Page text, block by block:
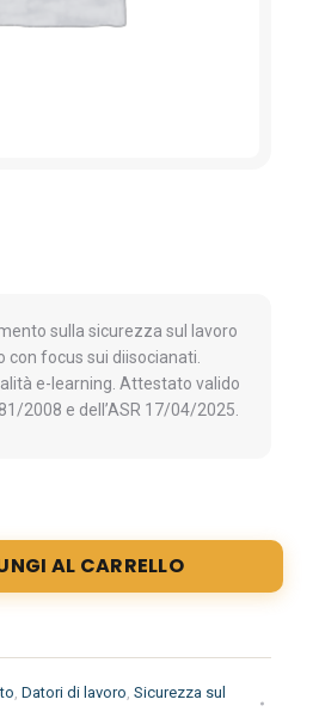
sulla sicurezza sul lavoro
con focus sui diisocianati.
e-learning. Attestato valido
2008 e dell’ASR 17/04/2025.
AL CARRELLO
, Datori di lavoro, Sicurezza sul